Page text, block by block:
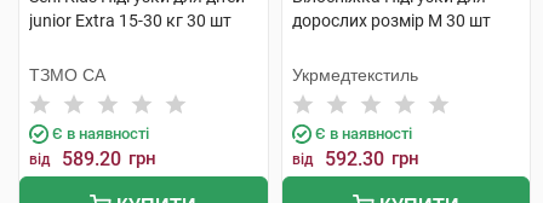
junior Extra 15-30 кг 30 шт
ТЗМО СА
Є в наявності
від 589.20 грн
дорослих розмір М 30 шт
Укрмедтекстиль
Є в наявності
від 592.30 грн